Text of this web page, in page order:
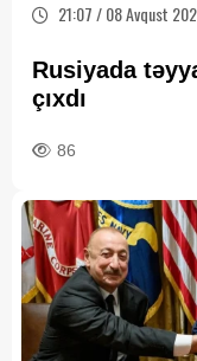
21:07 / 08 Avqust
Rusiyada
çıxdı
86